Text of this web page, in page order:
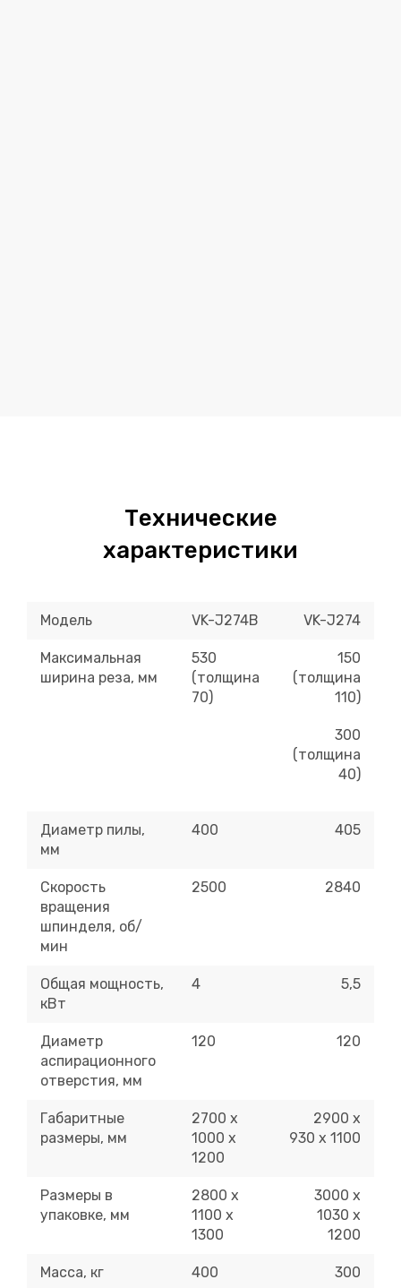
Технические
характеристики
Модель VK-J274B VK-J274
Максимальная
ширина реза, мм
530
(толщина
70)
150
(толщина
110)
300
(толщина
40)
Диаметр пилы,
мм
400 405
Скорость
вращения
шпинделя, об/
мин
2500 2840
Общая мощность,
кВт
4 5,5
Диаметр
аспирационного
отверстия, мм
120 120
Габаритные
размеры, мм
2700 х
1000 х
1200
2900 х
930 х 1100
Размеры в
упаковке, мм
2800 х
1100 х
1300
3000 х
1030 х
1200
Масса, кг 400 300